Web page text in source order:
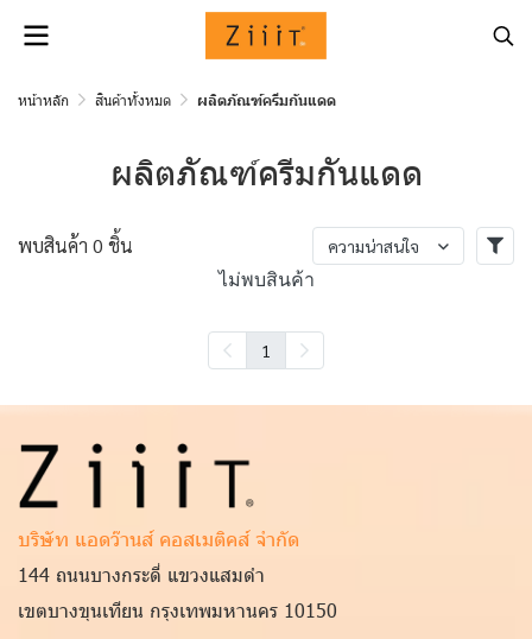
หน้าหลัก สินค้าทั้งหมด ผลิตภัณฑ์ครีมกันแดด
ผลิตภัณฑ์ครีมกันแดด
พบสินค้า 0 ชิ้น ความน่าสนใจ
ไม่พบสินค้า
1
บริษัท แอดว๊านส์ คอสเมติคส์ จำกัด
144 ถนนบางกระดี่ แขวงแสมดำ
เขตบางขุนเทียน กรุงเทพมหานคร 10150